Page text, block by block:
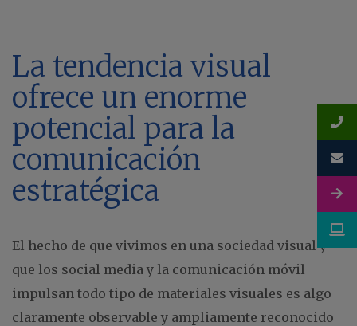
La tendencia visual
ofrece un enorme
potencial para la
comunicación
estratégica
El hecho de que vivimos en una sociedad visual y
que los social media y la comunicación móvil
impulsan todo tipo de materiales visuales es algo
claramente observable y ampliamente reconocido